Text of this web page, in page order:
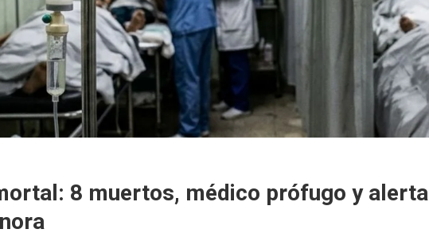
8 muertos, médico prófugo y alerta